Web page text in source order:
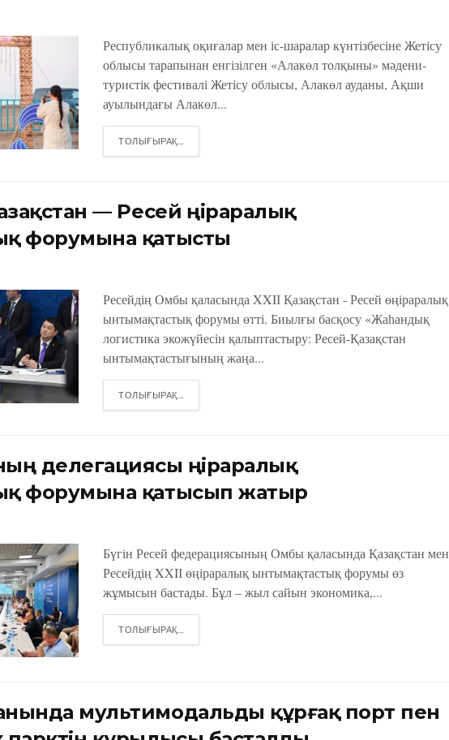
Республикалық оқиғалар мен іс-шаралар күнтізбесіне Жетісу
облысы тарапынан енгізілген «Алакөл толқыны» мәдени-
туристік фестивалі Жетісу облысы, Алакөл ауданы, Ақши
ауылындағы Алакөл...
ТОЛЫҒЫРАҚ...
— Ресей өңіраралық
форумына қатысты
Ресейдің Омбы қаласында XXIІ Қазақстан - Ресей өңіраралық
ынтымақтастық форумы өтті. Биылғы басқосу «Жаһандық
логистика экожүйесін қалыптастыру: Ресей-Қазақстан
ынтымақтастығының жаңа...
ТОЛЫҒЫРАҚ...
делегациясы өңіраралық
форумына қатысып жатыр
Бүгін Ресей федерациясының Омбы қаласында Қазақстан мен
Ресейдің XXIІ өңіраралық ынтымақтастық форумы өз
жұмысын бастады. Бұл – жыл сайын экономика,...
ТОЛЫҒЫРАҚ...
мультимодальды құрғақ порт пен